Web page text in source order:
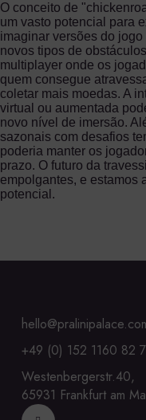
O conceito de
um vasto potencial para
imaginar versões do
novos tipos de
multiplayer onde os
quem consegue
coletar mais moedas. A
virtual ou aumentada
novo nível de imersão.
sazonais com desafios
poderia manter os
prazo. O futuro da
empolgantes, e estamos
potencial.
+49 (0) 152 1160 82
Westenbergerstr.40,
65931 Frankfurt am